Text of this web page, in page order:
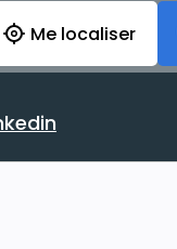
avant
Me localiser
votre profil